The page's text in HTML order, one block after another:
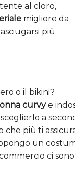
al cloro,
migliore da
più
o il bikini?
curvye
a
che più ti
un
ci sono